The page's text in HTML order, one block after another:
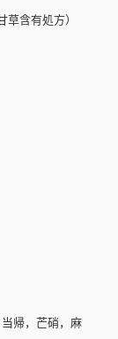
含有処方）
帰，芒硝，麻